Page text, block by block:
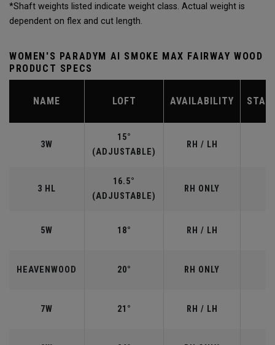
*Shaft weights listed indicate weight class. Actual weight is
dependent on flex and cut length.
WOMEN'S PARADYM AI SMOKE MAX FAIRWAY WOOD
PRODUCT SPECS
NAME LOFT AVAILABILITY
3W
15°
(ADJUSTABLE)
RH / LH
3 HL
16.5°
(ADJUSTABLE)
RH ONLY
5W 18° RH / LH
HEAVENWOOD 20° RH ONLY
7W 21° RH / LH